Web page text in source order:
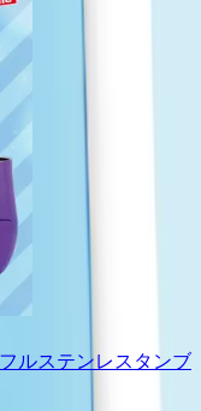
ステンレスタンブ